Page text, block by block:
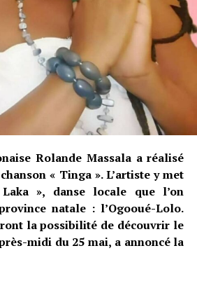
Rolande Massala a réalisé
« Tinga ». L’artiste y met
», danse locale que l’on
natale : l’Ogooué-Lolo.
la possibilité de découvrir le
midi du 25 mai, a annoncé la